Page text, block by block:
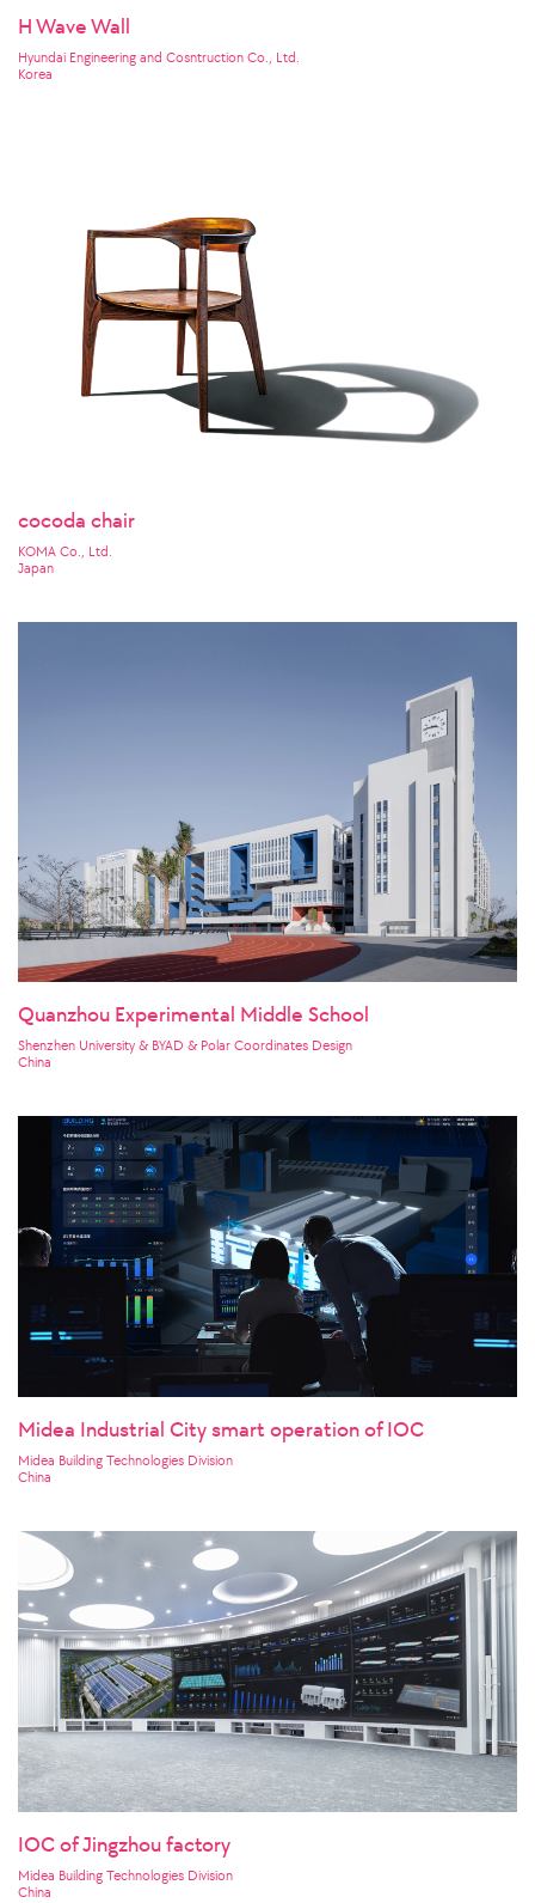
H Wave Wall
Hyundai Engineering and Cosntruction Co., Ltd.
Korea
cocoda chair
KOMA Co., Ltd.
Japan
Quanzhou Experimental Middle School
Shenzhen University & BYAD & Polar Coordinates Design
China
Midea Industrial City smart operation of IOC
Midea Building Technologies Division
China
IOC of Jingzhou factory
Midea Building Technologies Division
China